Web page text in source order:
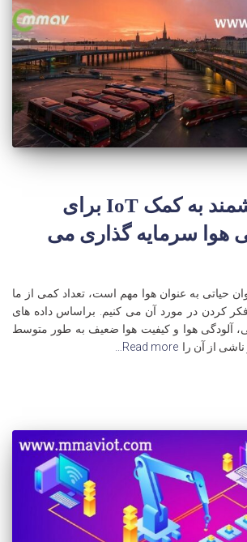
شهرهای هوشمند به کمک IoT برای
هوا سرمایه گذاری می
حیاتی به عنوان هوا مهم است، تعداد کمی از ما
کردن در مورد آن می کنیم. براساس داده های
آلودگی هوا و کیفیت هوا ضعیف به طور متوسط
Read more…